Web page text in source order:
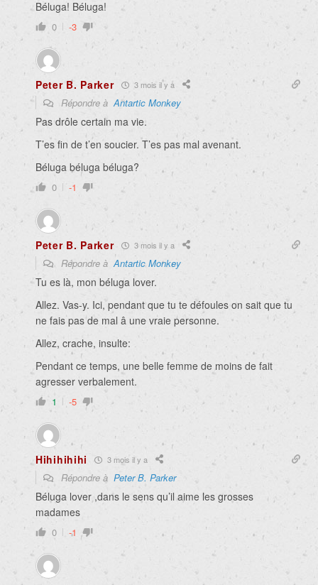
Béluga! Béluga!
0 -3
Peter B. Parker 3 mois il y a
Répondre àAntartic Monkey
Pas drôle certain ma vie.
T’es fin de t’en soucier. T’es pas mal avenant.
Béluga béluga béluga?
0 -1
Peter B. Parker 3 mois il y a
Répondre àAntartic Monkey
Tu es là, mon béluga lover.
Allez. Vas-y. Ici, pendant que tu te défoules on sait que tu
ne fais pas de mal â une vraie personne.
Allez, crache, insulte:
Pendant ce temps, une belle femme de moins de fait
agresser verbalement.
1 -5
Hihihihihi 3 mois il y a
Répondre à Peter B. Parker
Béluga lover ,dans le sens qu’il aime les grosses
madames
0 -1